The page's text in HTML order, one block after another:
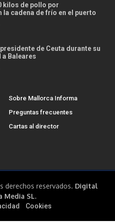
kilos de pollo por
cadena de frío en el puerto
de Ceuta durante su
Baleares
Sobre Mallorca Informa
Preguntas frecuentes
Cartas al director
derechos reservados. Digital
Media SL.
Cookies